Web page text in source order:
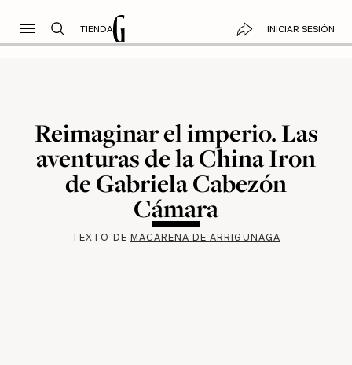
TIENDA INICIAR SESIÓN
Reimaginar el imperio. Las
aventuras de la China Iron
de Gabriela Cabezón
Cámara
TEXTO DE MACARENA DE ARRIGUNAGA